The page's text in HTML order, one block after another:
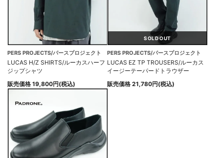
PERS PROJECTS/パースプロジェクト
LUCAS H/Z SHIRTS/ルーカスハーフ
ジップシャツ
販売価格 19,800円(税込)
SOLD OUT
PERS PROJECTS/パースプロジェクト
LUCAS EZ TP TROUSERS/ルーカス
イージーテーパードトラウザー
販売価格 21,780円(税込)